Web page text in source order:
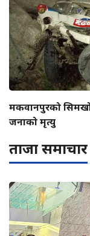
मकवानपुरको
जनाको मृत्यु
ताजा समाचार